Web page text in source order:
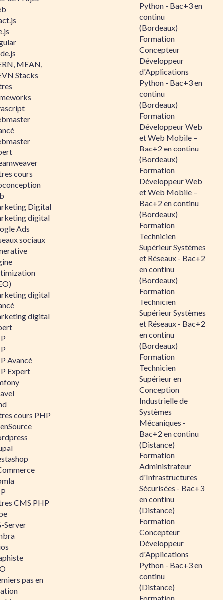
MEAN,
Stacks
cours
Digital
digital
Ads
sociaux
digital
digital
Avancé
Expert
cours PHP
CMS PHP
Server
pas en
Python - Bac+3 en
continu
(Bordeaux)
Formation
Concepteur
Développeur
d'Applications
Python - Bac+3 en
continu
(Bordeaux)
Formation
Développeur Web
et Web Mobile –
Bac+2 en continu
(Bordeaux)
Formation
Développeur Web
et Web Mobile –
Bac+2 en continu
(Bordeaux)
Formation
Technicien
Supérieur Systèmes
et Réseaux - Bac+2
en continu
(Bordeaux)
Formation
Technicien
Supérieur Systèmes
et Réseaux - Bac+2
en continu
(Bordeaux)
Formation
Technicien
Supérieur en
Conception
Industrielle de
Systèmes
Mécaniques -
Bac+2 en continu
(Distance)
Formation
Administrateur
d'Infrastructures
Sécurisées - Bac+3
en continu
(Distance)
Formation
Concepteur
Développeur
d'Applications
Python - Bac+3 en
continu
(Distance)
Formation